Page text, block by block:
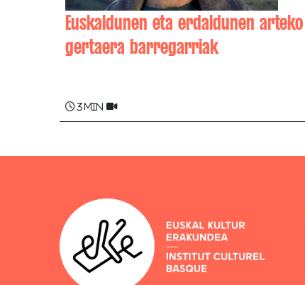
Euskaldunen eta erdaldunen arteko
gertaera barregarriak
3 min